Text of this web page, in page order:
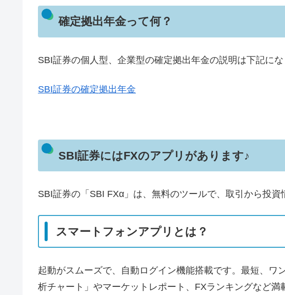
確定拠出年金って何？
SBI証券の個人型、企業型の確定拠出年金の説明は下記にな
SBI証券の確定拠出年金
SBI証券にはFXのアプリがあります♪
SBI証券の「SBI FXα」は、無料のツールで、取引から投
スマートフォンアプリとは？
起動がスムーズで、自動ログイン機能搭載です。最短、
析チャート」やマーケットレポート、FXランキングなど